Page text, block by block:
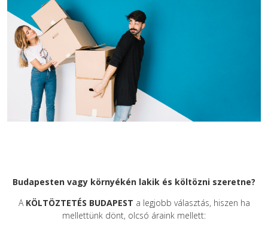
Budapesten vagy környékén lakik és költözni szeretne?
A KÖLTÖZTETÉS BUDAPEST a legjobb választás, hiszen ha
mellettünk dönt, olcsó áraink mellett: